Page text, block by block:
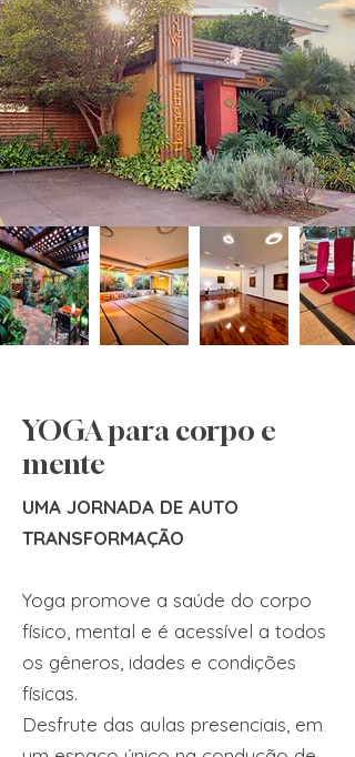
YOGA para corpo e
mente
UMA JORNADA DE AUTO
TRANSFORMAÇÃO
Yoga promove a saúde do corpo
físico, mental e é acessível a todos
os gêneros, idades e condições
físicas.
​Desfrute das aulas presenciais, em